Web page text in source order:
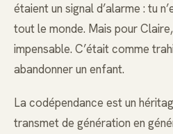
étaient un signal d’alarme : tu
tout le monde. Mais pour
impensable. C’était comme
abandonner un enfant.
La codépendance est un
transmet de génération en